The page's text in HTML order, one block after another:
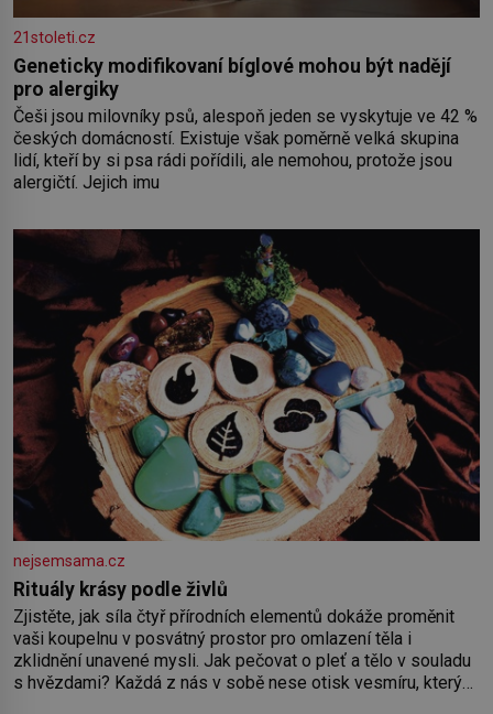
21stoleti.cz
Geneticky modifikovaní bíglové mohou být nadějí
pro alergiky
Češi jsou milovníky psů, alespoň jeden se vyskytuje ve 42 %
českých domácností. Existuje však poměrně velká skupina
lidí, kteří by si psa rádi pořídili, ale nemohou, protože jsou
alergičtí. Jejich imu
nejsemsama.cz
Rituály krásy podle živlů
Zjistěte, jak síla čtyř přírodních elementů dokáže proměnit
vaši koupelnu v posvátný prostor pro omlazení těla i
zklidnění unavené mysli. Jak pečovat o pleť a tělo v souladu
s hvězdami? Každá z nás v sobě nese otisk vesmíru, který